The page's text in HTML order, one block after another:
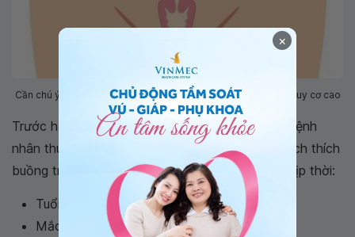
Cần chú ý sàng lọc, theo dõi những bệnh nhân thuộc nhóm nguy cơ cao
Trước hết, cần chú ý sàng lọc, theo dõi những bệnh
nhân thuộc nhóm nguy cơ cao trong quá trình kích thích
buồng trứng để có hướng dự phòng và điều trị kịp thời:
Tuổi dưới 35;
Mắc hội chứng buồng trứng đa nang
×